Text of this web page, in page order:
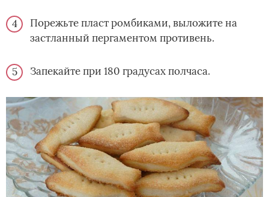
Порежьте пласт ромбиками, выложите на
застланный пергаментом противень.
Запекайте при 180 градусах полчаса.